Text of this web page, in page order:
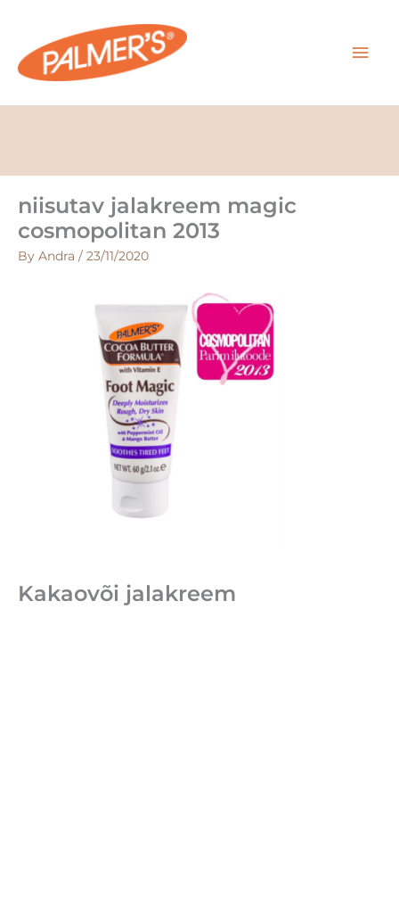
content
niisutav jalakreem magic
cosmopolitan 2013
By Andra / 23/11/2020
Kakaovõi jalakreem